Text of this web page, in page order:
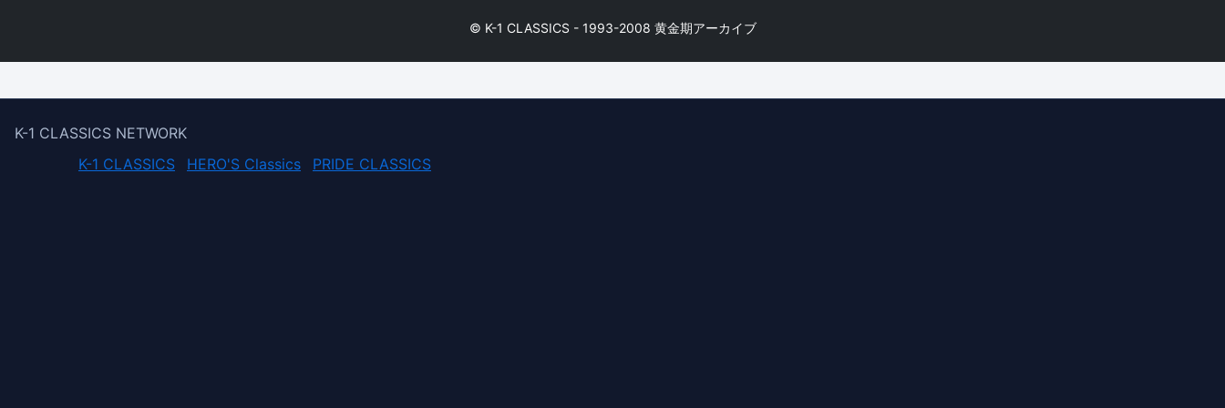
© K-1 CLASSICS - 1993-2008 黄金期アーカイブ
K-1 CLASSICS NETWORK
K-1 CLASSICS
HERO'S Classics PRIDE CLASSICS